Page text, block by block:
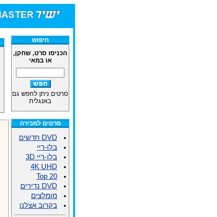
חיפוש
הכניסו סרט, שחקן,
או במאי
סרטים ניתן לחפש גם
באנגלית
סרטים למכירה
DVD חדשים
בלו-ריי
בלו-ריי 3D
4K UHD
Top 20
DVD נדירים
מומלצים
בקרוב אצלנו